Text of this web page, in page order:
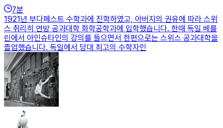
7분
1921년 부다페스트 수학과에 진학하였고, 아버지의 권유에 따라 스위
스 취리히 연방 공과대학 화학공학과에 입학했습니다. 한때 독일 베를
린에서 아인슈타인의 강의를 들으면서 한편으로는 스위스 공과대학을
졸업했습니다. 독일에서 당대 최고의 수학자인